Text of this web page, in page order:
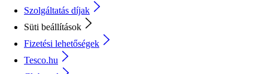
Szolgáltatás díjak
Süti beállítások
Fizetési lehetőségek
Tesco.hu